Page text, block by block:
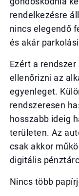
rendelkezésre
nincs elegendő
és akár
Ezért a
ellenőrizni az
egyenleget.
rendszeresen
hosszabb ideig
területen. Az
csak akkor
digitális
Nincs több